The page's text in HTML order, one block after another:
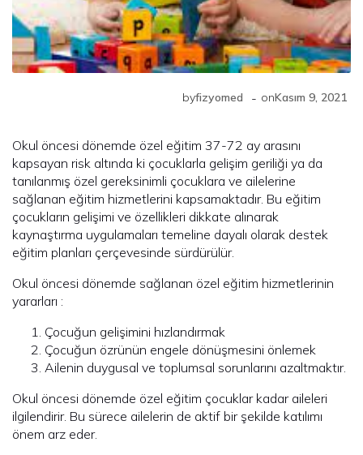
byfizyomed - onKasım 9, 2021
Okul öncesi dönemde özel eğitim 37-72 ay arasını
kapsayan risk altında ki çocuklarla gelişim geriliği ya da
tanılanmış özel gereksinimli çocuklara ve ailelerine
sağlanan eğitim hizmetlerini kapsamaktadır. Bu eğitim
çocukların gelişimi ve özellikleri dikkate alınarak
kaynaştırma uygulamaları temeline dayalı olarak destek
eğitim planları çerçevesinde sürdürülür.
Okul öncesi dönemde sağlanan özel eğitim hizmetlerinin
yararları :
Çocuğun gelişimini hızlandırmak
Çocuğun özrünün engele dönüşmesini önlemek
Ailenin duygusal ve toplumsal sorunlarını azaltmaktır.
Okul öncesi dönemde özel eğitim çocuklar kadar aileleri
ilgilendirir. Bu sürece ailelerin de aktif bir şekilde katılımı
önem arz eder.